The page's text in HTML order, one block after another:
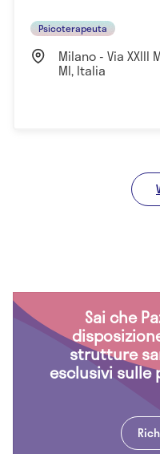
Psicoterapeuta
Milano - Via XXIII
MI, Italia
Sai che
strutture
esclusivi sulle